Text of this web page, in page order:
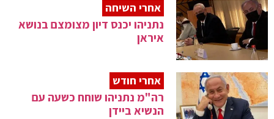
אחרי השיחה
נתניהו יכנס דיון מצומצם בנושא
איראן
אחרי חודש
רה"מ נתניהו שוחח כשעה עם
הנשיא ביידן